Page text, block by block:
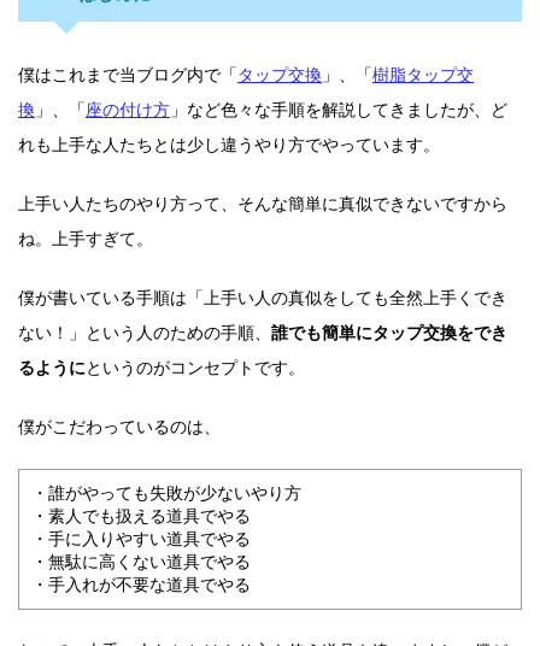
僕はこれまで当ブログ内で「 タップ交換 」、「樹脂タップ交
換 」、「 座の付け方 」など色々な手順を解説してきましたが、ど
れも上手な人たちとは少し違うやり方でやっています。
上手い人たちのやり方って、そんな簡単に真似できないですから
ね。上手すぎて。
僕が書いている手順は「上手い人の真似をしても全然上手くでき
ない！」という人のための手順、 誰でも簡単にタップ交換をでき
るように というのがコンセプトです。
僕がこだわっているのは、
・誰がやっても失敗が少ないやり方
・素人でも扱える道具でやる
・手に入りやすい道具でやる
・無駄に高くない道具でやる
・手入れが不要な道具でやる